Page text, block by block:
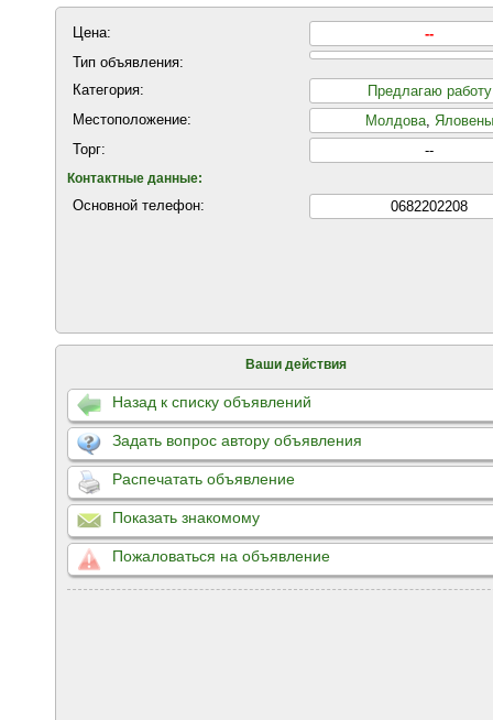
Цена:
--
Тип объявления:
Категория:
Предлагаю работу
Местоположение:
Молдова, Яловены
Торг:
--
Контактные данные:
Основной телефон: 0682202208
Ваши действия
Назад к списку объявлений
Задать вопрос автору объявления
Распечатать объявление
Показать знакомому
Пожаловаться на объявление